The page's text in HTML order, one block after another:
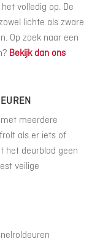
volledig op. De
lichte als zware
Op zoek naar een
Bekijk dan ons
meerdere
als er iets of
het deurblad geen
veilige